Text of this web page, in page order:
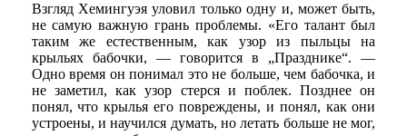
Взгляд Хемингуэя уловил только одну и, может быть,
не самую важную грань проблемы. «Его талант был
таким же естественным, как узор из пыльцы на
крыльях бабочки, — говорится в „Празднике“. —
Одно время он понимал это не больше, чем бабочка, и
не заметил, как узор стерся и поблек. Позднее он
понял, что крылья его повреждены, и понял, как они
устроены, и научился думать, но летать больше не мог,